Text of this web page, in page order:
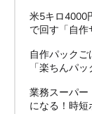
米5キロ4000
で回す「自作
自作パック
「楽ちんパ
業務スーパー
になる！時